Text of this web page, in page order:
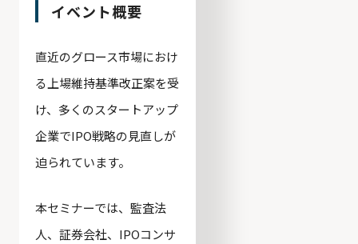
イベント概要
直近のグロース市場におけ
る上場維持基準改正案を受
け、多くのスタートアップ
企業でIPO戦略の見直しが
迫られています。
本セミナーでは、監査法
人、証券会社、IPOコンサ